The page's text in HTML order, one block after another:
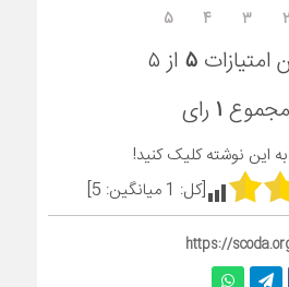
۲ ۳ ۴ ۵
امتیازات ۵ از ۵
مجموع ۱ رای
به این نوشته کلیک کنید!
[کل: 1 میانگین: 5
]
https://